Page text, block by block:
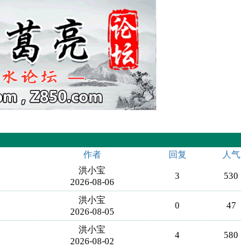
作者 回复 人气
洪小宝
2026-08-06
3 530
洪小宝
2026-08-05
0 47
洪小宝
2026-08-02
4 580